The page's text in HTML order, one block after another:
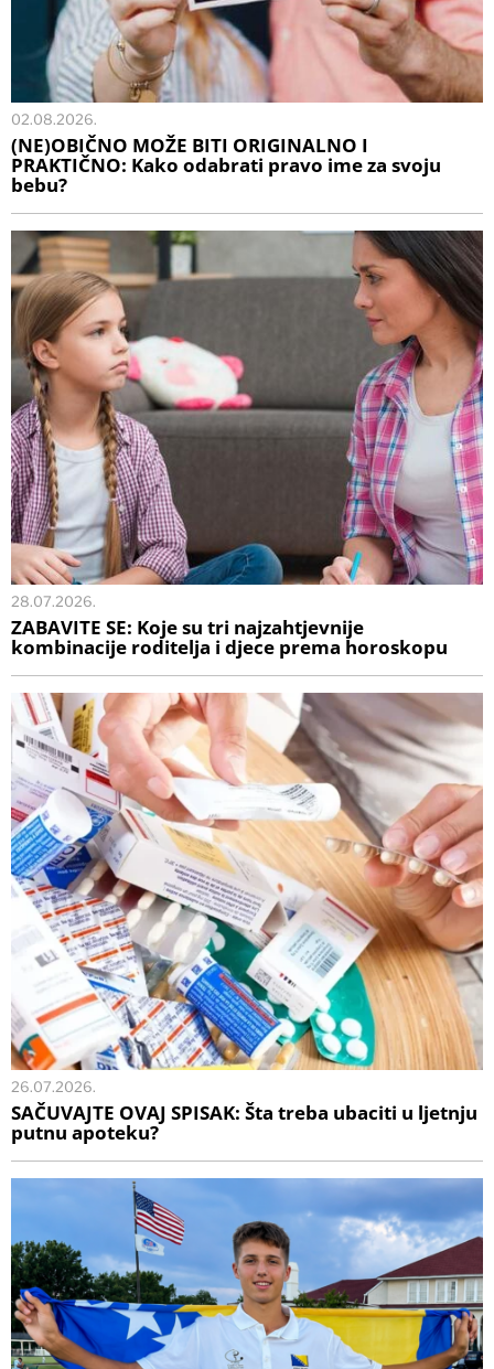
02.08.2026.
(NE)OBIČNO MOŽE BITI ORIGINALNO I
PRAKTIČNO: Kako odabrati pravo ime za svoju
bebu?
28.07.2026.
ZABAVITE SE: Koje su tri najzahtjevnije
kombinacije roditelja i djece prema horoskopu
26.07.2026.
SAČUVAJTE OVAJ SPISAK: Šta treba ubaciti u ljetnju
putnu apoteku?